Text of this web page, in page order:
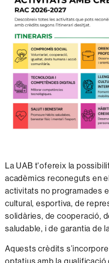
La UAB t'ofereix la
acadèmics reconeguts en
activitats no programades
cultural, esportiva, de
solidàries, de cooperació,
saludable, i de garantia de
Aquests crèdits
optatius amb la qualificació